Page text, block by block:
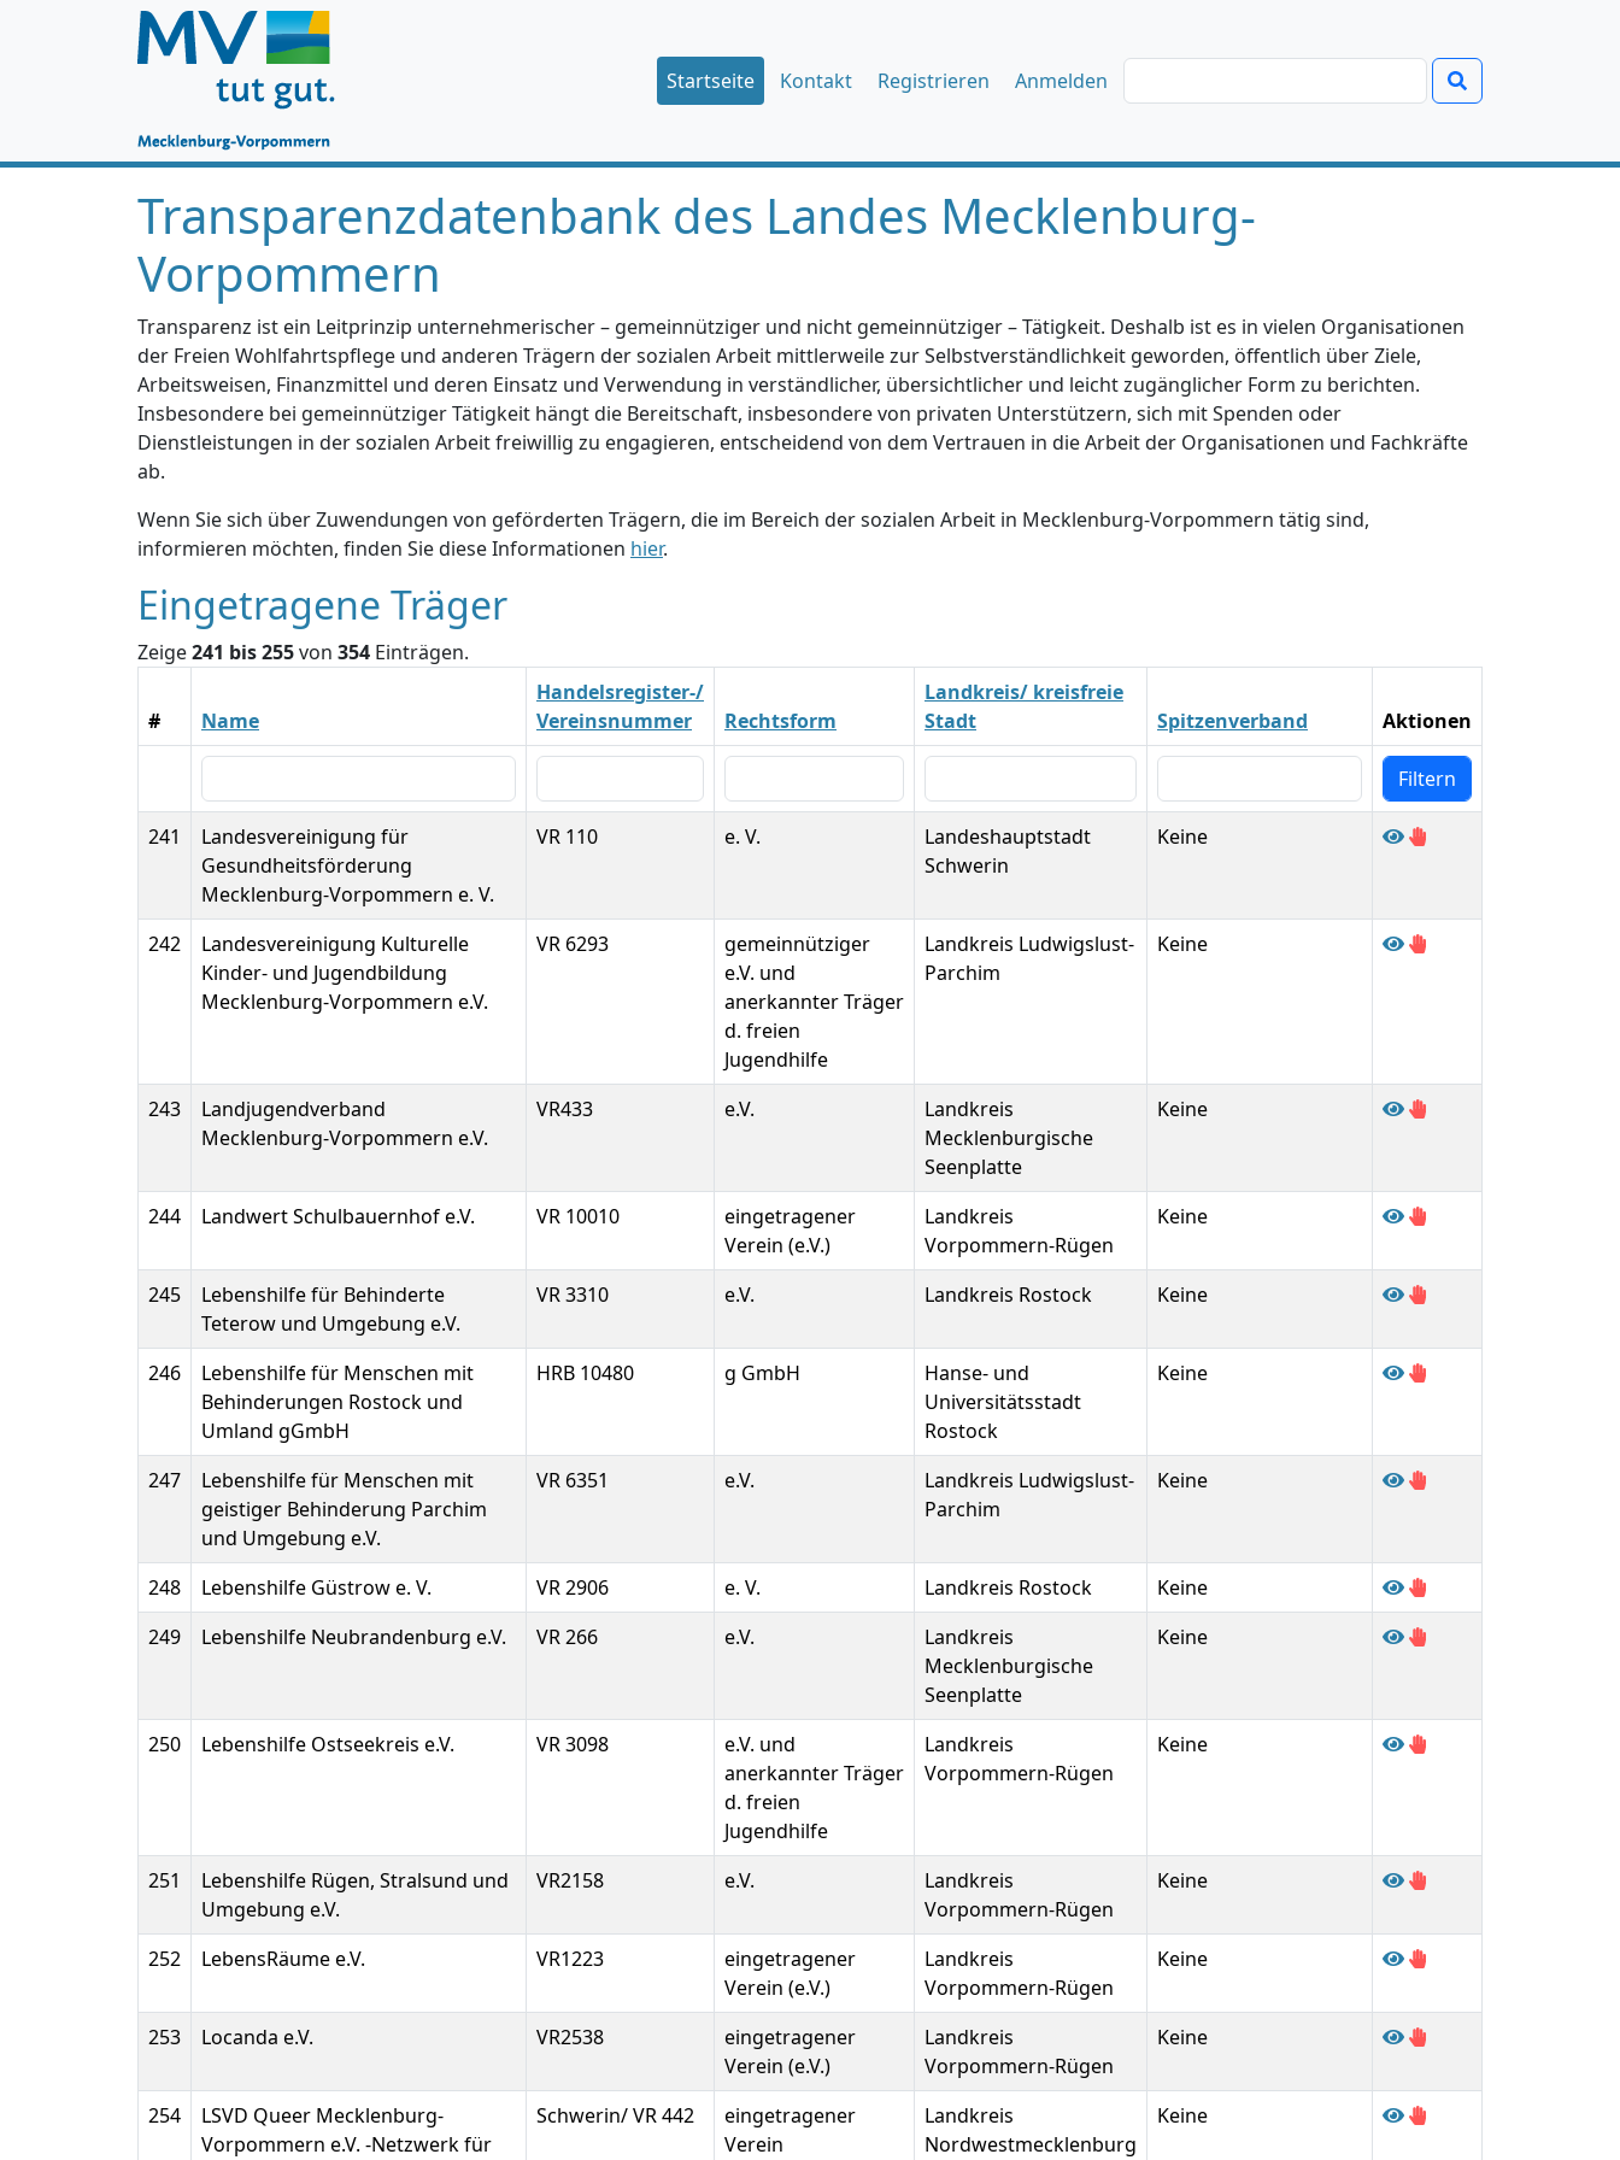
Startseite Kontakt Registrieren Anmelden
Transparenzdatenbank des Landes Mecklenburg-
Vorpommern
Transparenz ist ein Leitprinzip unternehmerischer – gemeinnütziger und nicht gemeinnütziger – Tätigkeit. Deshalb ist es in vielen Organisationen
der Freien Wohlfahrtspflege und anderen Trägern der sozialen Arbeit mittlerweile zur Selbstverständlichkeit geworden, öffentlich über Ziele,
Arbeitsweisen, Finanzmittel und deren Einsatz und Verwendung in verständlicher, übersichtlicher und leicht zugänglicher Form zu berichten.
Insbesondere bei gemeinnütziger Tätigkeit hängt die Bereitschaft, insbesondere von privaten Unterstützern, sich mit Spenden oder
Dienstleistungen in der sozialen Arbeit freiwillig zu engagieren, entscheidend von dem Vertrauen in die Arbeit der Organisationen und Fachkräfte
ab.
Wenn Sie sich über Zuwendungen von geförderten Trägern, die im Bereich der sozialen Arbeit in Mecklenburg-Vorpommern tätig sind,
informieren möchten, finden Sie diese Informationen hier.
Eingetragene Träger
Zeige241 bis 255von 354 Einträgen.
# Name
Handelsregister-/
Vereinsnummer
Rechtsform
Landkreis/ kreisfreie
Stadt
Spitzenverband Aktionen
241
Landesvereinigung für
Gesundheitsförderung
Mecklenburg-Vorpommern e. V.
VR 110 e. V.
Landeshauptstadt
Schwerin
Keine
242
Landesvereinigung Kulturelle
Kinder- und Jugendbildung
Mecklenburg-Vorpommern e.V.
VR 6293
gemeinnütziger
e.V. und
anerkannter Träger
d. freien
Jugendhilfe
Landkreis Ludwigslust-
Parchim
Keine
243
Landjugendverband
Mecklenburg-Vorpommern e.V.
VR433 e.V.
Landkreis
Mecklenburgische
Seenplatte
Keine
244 Landwert Schulbauernhof e.V. VR 10010
eingetragener
Verein (e.V.)
Landkreis
Vorpommern-Rügen
Keine
245
Lebenshilfe für Behinderte
Teterow und Umgebung e.V.
VR 3310 e.V. Landkreis Rostock Keine
246
Lebenshilfe für Menschen mit
Behinderungen Rostock und
Umland gGmbH
HRB 10480 g GmbH
Hanse- und
Universitätsstadt
Rostock
Keine
247
Lebenshilfe für Menschen mit
geistiger Behinderung Parchim
und Umgebung e.V.
VR 6351 e.V.
Landkreis Ludwigslust-
Parchim
Keine
248 Lebenshilfe Güstrow e. V. VR 2906 e. V. Landkreis Rostock
Keine
249
Lebenshilfe Neubrandenburg e.V. VR 266 e.V.
Landkreis
Mecklenburgische
Seenplatte
Keine
250 Lebenshilfe Ostseekreis e.V. VR 3098
e.V. und
anerkannter Träger
d. freien
Jugendhilfe
Landkreis
Vorpommern-Rügen
Keine
251
Lebenshilfe Rügen, Stralsund und
Umgebung e.V.
VR2158 e.V.
Landkreis
Vorpommern-Rügen
Keine
252 LebensRäume e.V. VR1223
eingetragener
Verein (e.V.)
Landkreis
Vorpommern-Rügen
Keine
253 Locanda e.V. VR2538
eingetragener
Verein (e.V.)
Landkreis
Vorpommern-Rügen
Keine
254
LSVD Queer Mecklenburg-
Vorpommern e.V. -Netzwerk für
Schwerin/ VR 442
eingetragener
Verein
Landkreis
Nordwestmecklenburg
Keine